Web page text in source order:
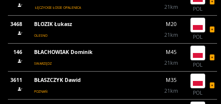
ŁĘCZYCKIE ŁOSIE OPALENICA
21km
POL
3468 BLOZIK Łukasz
OLESNO
M20
21km
POL
146 BŁACHOWIAK Dominik
SWARZĘDZ
M45
21km
POL
3611 BŁASZCZYK Dawid
POZNAŃ
M35
21km
POL